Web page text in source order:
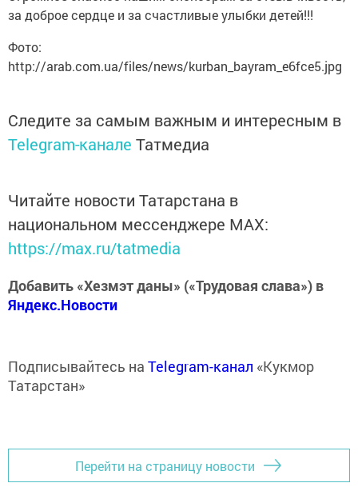
за доброе сердце и за счастливые улыбки детей!!!
Фото:
http://arab.com.ua/files/news/kurban_bayram_e6fce5.jpg
Следите за самым важным и интересным в
Telegram-канале Татмедиа
Читайте новости Татарстана в
национальном мессенджере MАХ:
https://max.ru/tatmedia
Добавить «Хезмэт даны» («Трудовая слава») в
Яндекс.Новости
Подписывайтесь на Telegram-канал «Кукмор
Татарстан»
Перейти на страницу новости